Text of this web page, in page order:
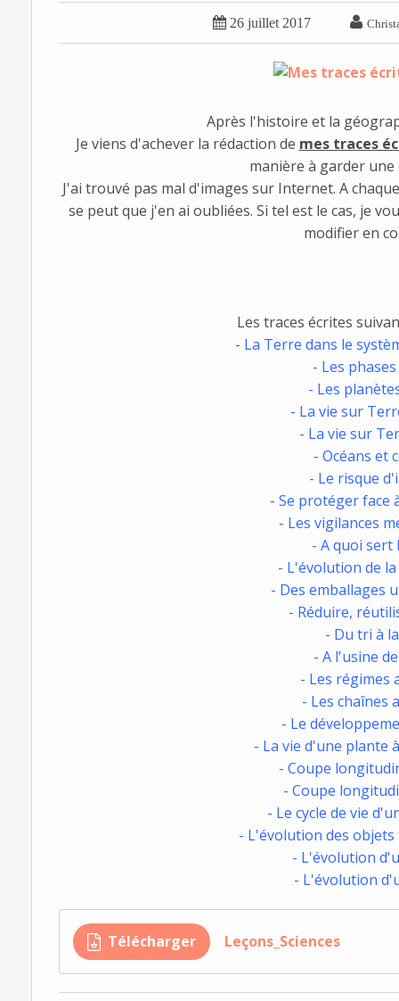
 26 juillet 2017 
Après l'histoire et la
Je viens d'achever la rédaction de mes traces
manière à garder
J'ai trouvé pas mal d'images sur Internet. A
se peut que j'en ai oubliées. Si tel est le cas, je
modifier en
Les traces écrites
- La Terre dans le
- Les
- Les
- La vie sur
- La vie sur
- Océans et
- Le risque
- Se protéger face
- Les vigilances
- A quoi sert
- L'évolution de
- Des emballages
- Réduire,
- Du tri à
- A l'usine
- Les régimes
- Les chaînes
- Le
- La vie d'une plante
- Coupe
- Coupe
- Le cycle de vie
- L'évolution des objets
- L'évolution
- L'évolution
Télécharger Leçons_Sciences